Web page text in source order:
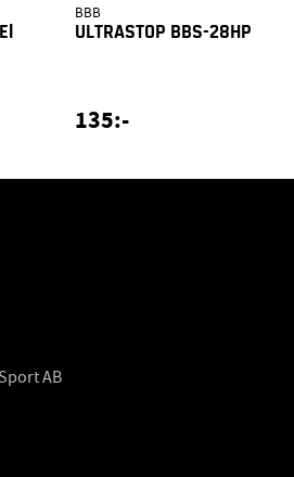
BBB
ULTRASTOP BBS-28HP
135:-
AB